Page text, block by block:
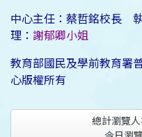
中心主任：蔡哲銘校長
理： 謝郁卿小姐
教育部國民及學前教育署
心版權所有
總計瀏覽人